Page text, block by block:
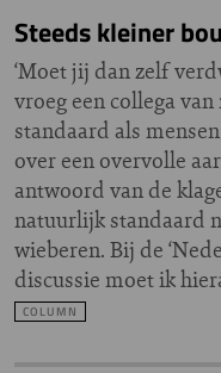
Steeds kleiner
‘Moet jij dan zelf
vroeg een collega van
standaard als
over een overvolle
antwoord van de
natuurlijk standaard
wieberen. Bij de
discussie moet ik
COLUMN